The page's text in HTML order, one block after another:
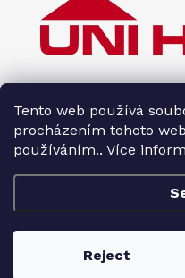
Tento web používá
procházením tohoto
používáním.. Více
Reject